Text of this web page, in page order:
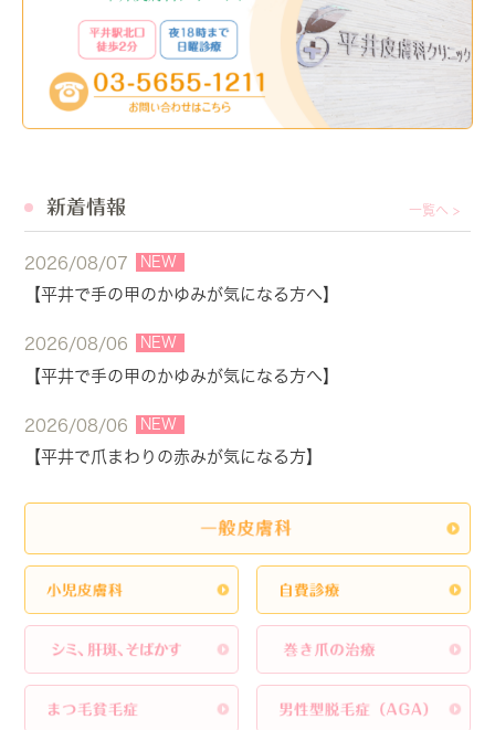
新着情報 一覧へ >
2026/08/07 NEW
【平井で手の甲のかゆみが気になる方へ】
2026/08/06 NEW
【平井で手の甲のかゆみが気になる方へ】
2026/08/06 NEW
【平井で爪まわりの赤みが気になる方】